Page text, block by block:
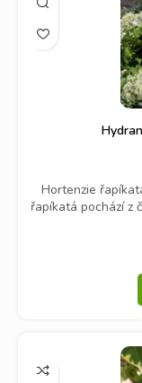
Hortenzie
řapíkatá pochází z